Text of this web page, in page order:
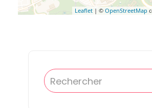
Leaflet | © OpenStreetMap